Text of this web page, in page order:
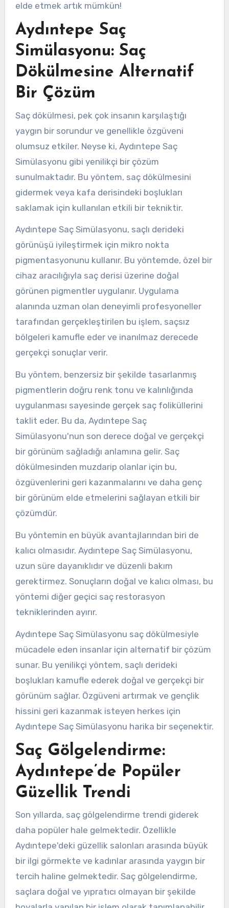
elde etmek artık mümkün!
Aydıntepe Saç
Simülasyonu: Saç
Dökülmesine Alternatif
Bir Çözüm
Saç dökülmesi, pek çok insanın karşılaştığı
yaygın bir sorundur ve genellikle özgüveni
olumsuz etkiler. Neyse ki, Aydıntepe Saç
Simülasyonu gibi yenilikçi bir çözüm
sunulmaktadır. Bu yöntem, saç dökülmesini
gidermek veya kafa derisindeki boşlukları
saklamak için kullanılan etkili bir tekniktir.
Aydıntepe Saç Simülasyonu, saçlı derideki
görünüşü iyileştirmek için mikro nokta
pigmentasyonunu kullanır. Bu yöntemde, özel bir
cihaz aracılığıyla saç derisi üzerine doğal
görünen pigmentler uygulanır. Uygulama
alanında uzman olan deneyimli profesyoneller
tarafından gerçekleştirilen bu işlem, saçsız
bölgeleri kamufle eder ve inanılmaz derecede
gerçekçi sonuçlar verir.
Bu yöntem, benzersiz bir şekilde tasarlanmış
pigmentlerin doğru renk tonu ve kalınlığında
uygulanması sayesinde gerçek saç foliküllerini
taklit eder. Bu da, Aydıntepe Saç
Simülasyonu'nun son derece doğal ve gerçekçi
bir görünüm sağladığı anlamına gelir. Saç
dökülmesinden muzdarip olanlar için bu,
özgüvenlerini geri kazanmalarını ve daha genç
bir görünüm elde etmelerini sağlayan etkili bir
çözümdür.
Bu yöntemin en büyük avantajlarından biri de
kalıcı olmasıdır. Aydıntepe Saç Simülasyonu,
uzun süre dayanıklıdır ve düzenli bakım
gerektirmez. Sonuçların doğal ve kalıcı olması, bu
yöntemi diğer geçici saç restorasyon
tekniklerinden ayırır.
Aydıntepe Saç Simülasyonu saç dökülmesiyle
mücadele eden insanlar için alternatif bir çözüm
sunar. Bu yenilikçi yöntem, saçlı derideki
boşlukları kamufle ederek doğal ve gerçekçi bir
görünüm sağlar. Özgüveni artırmak ve gençlik
hissini geri kazanmak isteyen herkes için
Aydıntepe Saç Simülasyonu harika bir seçenektir.
Saç Gölgelendirme:
Aydıntepe’de Popüler
Güzellik Trendi
Son yıllarda, saç gölgelendirme trendi giderek
daha popüler hale gelmektedir. Özellikle
Aydıntepe'deki güzellik salonları arasında büyük
bir ilgi görmekte ve kadınlar arasında yaygın bir
tercih haline gelmektedir. Saç gölgelendirme,
saçlara doğal ve yıpratıcı olmayan bir şekilde